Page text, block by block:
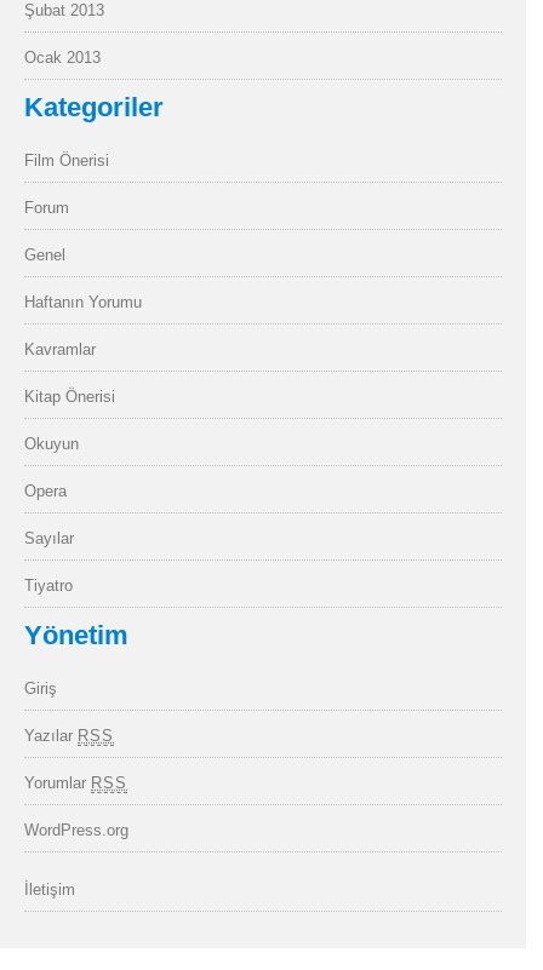
Şubat 2013
Ocak 2013
Kategoriler
Film Önerisi
Forum
Genel
Haftanın Yorumu
Kavramlar
Kitap Önerisi
Okuyun
Opera
Sayılar
Tiyatro
Yönetim
Giriş
Yazılar RSS
Yorumlar RSS
WordPress.org
İletişim